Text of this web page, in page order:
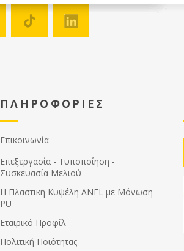
ΠΛΗΡΟΦΟΡΙΕΣ
Επικοινωνία
Επεξεργασία - Τυποποίηση -
Συσκευασία Μελιού
Η Πλαστική Κυψέλη ANEL με Μόνωση
PU
Εταιρικό Προφίλ
Πολιτική Ποιότητας